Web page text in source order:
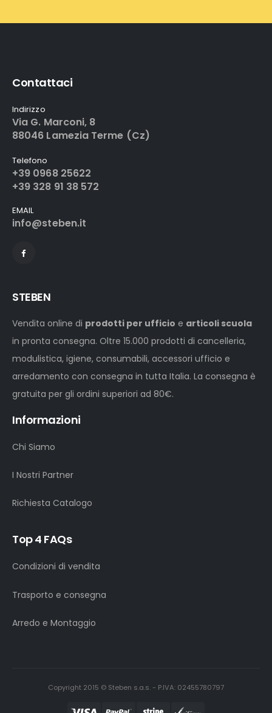
Contattaci
Indirizzo
Via G. Marconi, 8
88046 Lamezia Terme (Cz)
Telefono
+39 0968 25622
+39 328 91 38 572
EMAIL
info@steben.it
STEBEN
Vendita online di prodotti per ufficio e articoli scuola
in pronta consegna. Oltre 15.000 prodotti di cancelleria,
modulistica, igiene, consumabili, accessori ufficio e
arredamento con consegna in tutta Italia. La consegna è
gratuita per gli ordini superiori ad 80€.
Informazioni
Chi Siamo
I Nostri Partner
Richiesta Catalogo
Top 4 FAQs
Condizioni di vendita
Trasporto e consegna
Arredo e Montaggio
Copyright 2015 © Steben s.a.s. - P.IVA: 02455780797